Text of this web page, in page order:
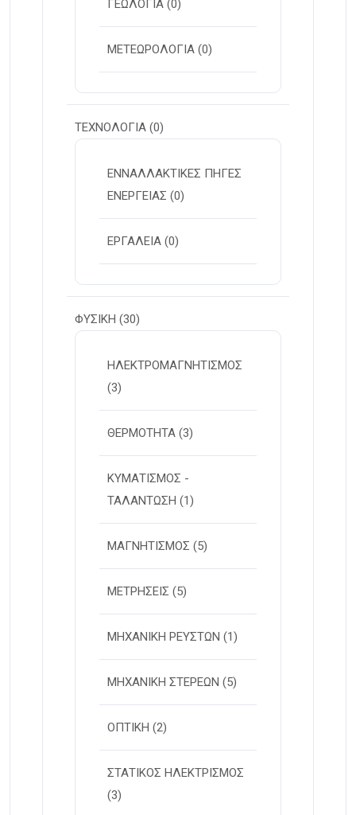
ΓΕΩΛΟΓΙΑ (0)
ΜΕΤΕΩΡΟΛΟΓΙΑ (0)
ΤΕΧΝΟΛΟΓΙΑ (0)
ΕΝΝΑΛΛΑΚΤΙΚΕΣ ΠΗΓΕΣ
ΕΝΕΡΓΕΙΑΣ (0)
ΕΡΓΑΛΕΙΑ (0)
ΦΥΣΙΚΗ (30)
ΗΛΕΚΤΡΟΜΑΓΝΗΤΙΣΜΟΣ
(3)
ΘΕΡΜΟΤΗΤΑ (3)
ΚΥΜΑΤΙΣΜΟΣ -
ΤΑΛΑΝΤΩΣΗ (1)
ΜΑΓΝΗΤΙΣΜΟΣ (5)
ΜΕΤΡΗΣΕΙΣ (5)
ΜΗΧΑΝΙΚΗ ΡΕΥΣΤΩΝ (1)
ΜΗΧΑΝΙΚΗ ΣΤΕΡΕΩΝ (5)
ΟΠΤΙΚΗ (2)
ΣΤΑΤΙΚΟΣ ΗΛΕΚΤΡΙΣΜΟΣ
(3)